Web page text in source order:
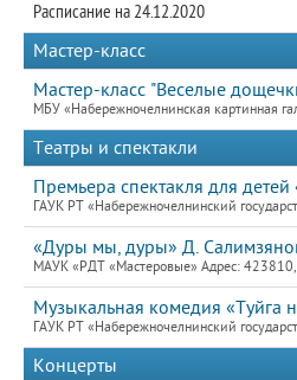
Расписание на 24.12.2020
Мастер-класс
Мастер-класс "Веселые
МБУ «Набережночелнинская картинная
Театры и спектакли
Премьера спектакля для
ГАУК РТ «Набережночелнинский
«Дуры мы, дуры» Д.
МАУК «РДТ «Мастеровые» Адрес:
Музыкальная комедия «Туйга
ГАУК РТ «Набережночелнинский
Концерты